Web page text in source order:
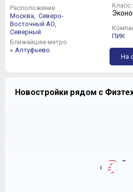
Расположение
Москва, Северо-
Восточный АО,
Северный
Ближайшее метро
Алтуфьево
Класс
ПИК
На
Новостройки рядом с